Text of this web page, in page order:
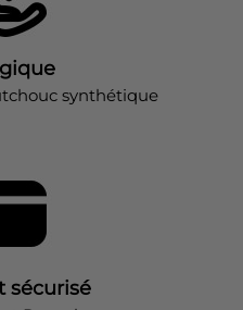
synthétique
sécurisé